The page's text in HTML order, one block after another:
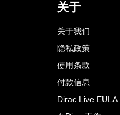
关于
关于我们
隐私政策
使用条款
付款信息
Dirac Live EULA